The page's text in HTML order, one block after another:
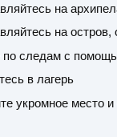
на
на остров,
по следам с
в лагерь
укромное место